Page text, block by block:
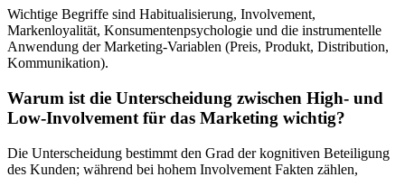
Wichtige Begriffe sind Habitualisierung, Involvement,
Markenloyalität, Konsumentenpsychologie und die instrumentelle
Anwendung der Marketing-Variablen (Preis, Produkt, Distribution,
Kommunikation).
Warum ist die Unterscheidung zwischen High- und
Low-Involvement für das Marketing wichtig?
Die Unterscheidung bestimmt den Grad der kognitiven Beteiligung
des Kunden; während bei hohem Involvement Fakten zählen,